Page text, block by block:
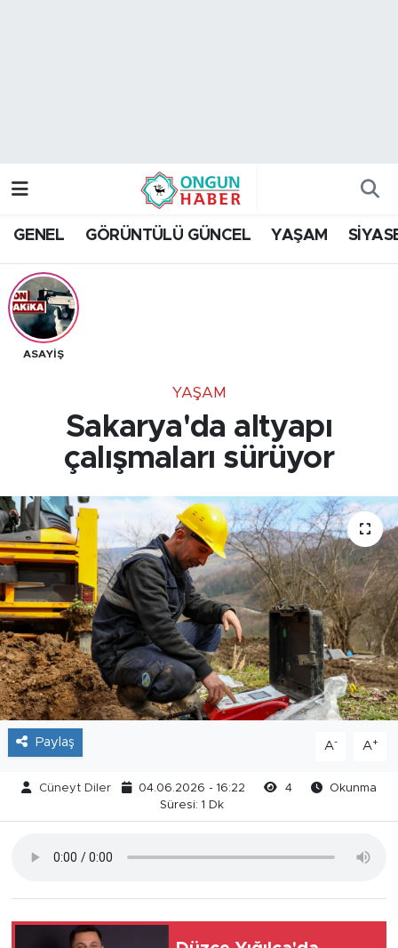
GENEL GÖRÜNTÜLÜ GÜNCEL YAŞAM
ASAYİŞ
YAŞAM
Sakarya'da altyapı
çalışmaları sürüyor
Paylaş A- A+
Cüneyt Diler 04.06.2026 - 16:22 4
Okunma
Süresi: 1 Dk
Trafik Durumu
Tüm Manşetler
Son Dakika Haberleri